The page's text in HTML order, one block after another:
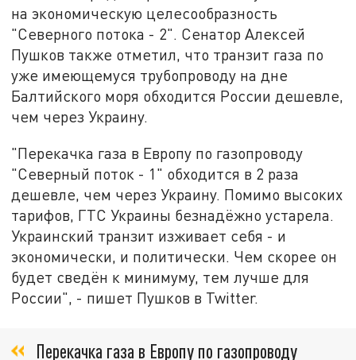
на экономическую целесообразность
"Северного потока - 2". Сенатор Алексей
Пушков также отметил, что транзит газа по
уже имеющемуся трубопроводу на дне
Балтийского моря обходится России дешевле,
чем через Украину.
"Перекачка газа в Европу по газопроводу
"Северный поток - 1" обходится в 2 раза
дешевле, чем через Украину. Помимо высоких
тарифов, ГТС Украины безнадёжно устарела.
Украинский транзит изживает себя - и
экономически, и политически. Чем скорее он
будет сведён к минимуму, тем лучше для
России", - пишет Пушков в Twitter.
Перекачка газа в Европу по газопроводу